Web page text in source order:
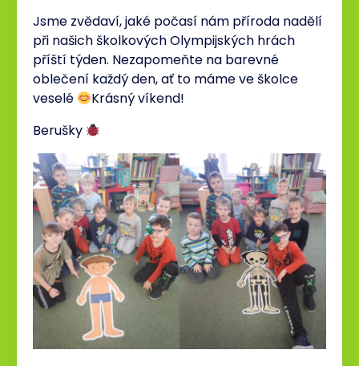
Jsme zvědaví, jaké počasí nám příroda nadělí
při našich školkových Olympijských hrách
příští týden. Nezapomeňte na barevné
oblečení každý den, ať to máme ve školce
veselé
Krásný víkend!
Berušky